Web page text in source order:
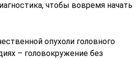
чтобы вовремя начать
опухоли головного
– головокружение без